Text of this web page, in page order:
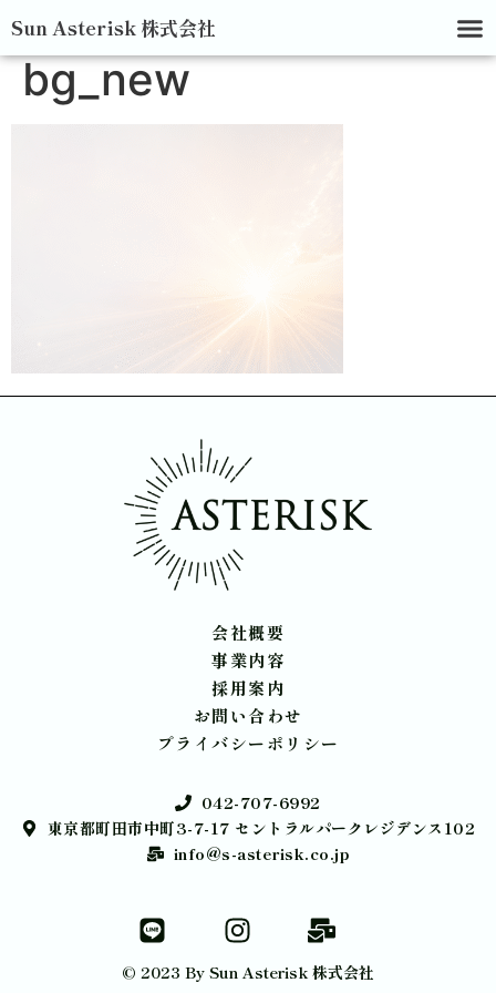
Sun Asterisk 株式会社
bg_new
会社概要
事業内容
採用案内
お問い合わせ
プライバシーポリシー
042-707-6992
東京都町田市中町3-7-17 セントラルパークレジデンス102
info@s-asterisk.co.jp
© 2023 By Sun Asterisk 株式会社